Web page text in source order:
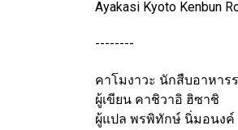
Ayakasi Kyoto Kenbun
--------
คาโมงาวะ นักสืบอาหาร
ผู้เขียน คาชิวาอิ ฮิซาชิ
ผู้แปล พรพิทักษ์ นิ่มอนงค์